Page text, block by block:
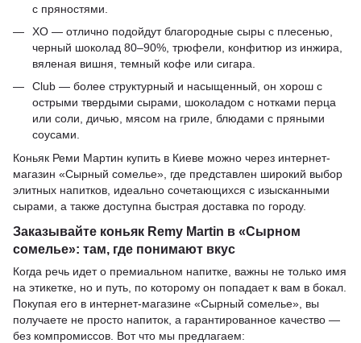
с пряностями.
XO — отлично подойдут благородные сыры с плесенью,
черный шоколад 80–90%, трюфели, конфитюр из инжира,
вяленая вишня, темный кофе или сигара.
Club — более структурный и насыщенный, он хорош с
острыми твердыми сырами, шоколадом с нотками перца
или соли, дичью, мясом на гриле, блюдами с пряными
соусами.
Коньяк Реми Мартин купить в Киеве можно через интернет-
магазин «Сырный сомелье», где представлен широкий выбор
элитных напитков, идеально сочетающихся с изысканными
сырами, а также доступна быстрая доставка по городу.
Заказывайте коньяк Remy Martin в «Сырном
сомелье»: там, где понимают вкус
Когда речь идет о премиальном напитке, важны не только имя
на этикетке, но и путь, по которому он попадает к вам в бокал.
Покупая его в интернет-магазине «Сырный сомелье», вы
получаете не просто напиток, а гарантированное качество —
без компромиссов. Вот что мы предлагаем: